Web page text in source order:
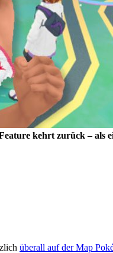
kehrt zurück – als
überall auf der Map